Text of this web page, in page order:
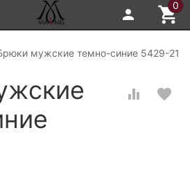
0
мужские темно-синие 5429-21